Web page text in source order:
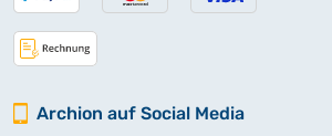
Archion auf Social Media